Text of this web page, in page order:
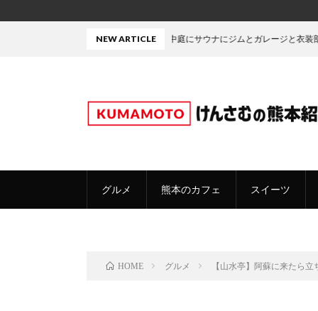
グルメ 熊本のカフェ スイーツ
NEW ARTICLE
中庭にサウナにジムとガレージと衣装部屋・・・たぶん熊
HOME グルメ 【山水亭】阿蘇に来たら